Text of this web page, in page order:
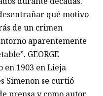
qué motivo
de un crimen
aparentemente
GEORGE
en 1903 en Lieja
Simenon se curtió